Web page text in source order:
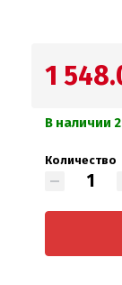
1
В наличии
Количество